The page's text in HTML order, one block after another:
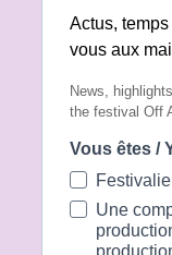
de création
de la dignité
Off
ouvert à
toute
Raymond